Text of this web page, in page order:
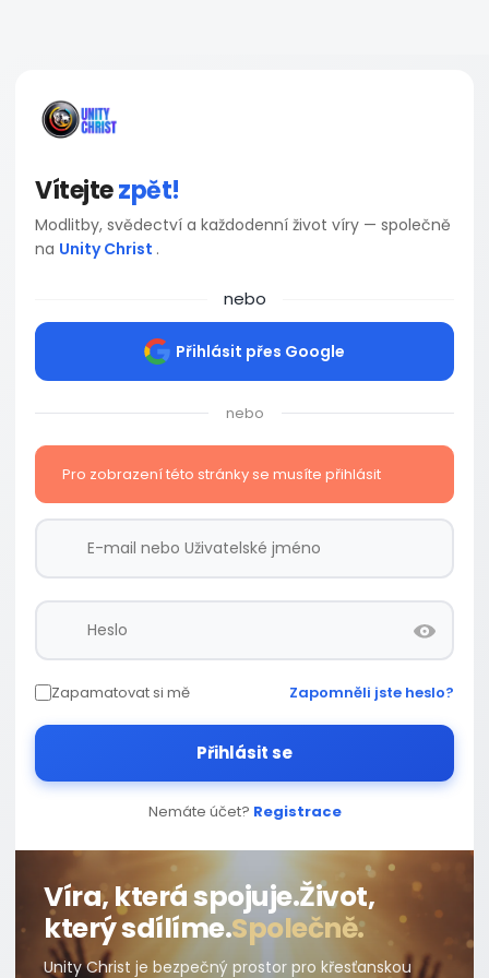
Vítejtezpět!
Modlitby, svědectví a každodenní život víry — společně
na Unity Christ .
nebo
Přihlásit přes Google
nebo
Pro zobrazení této stránky se musíte přihlásit
Zapamatovat si mě Zapomněli jste heslo?
Přihlásit se
Nemáte účet? Registrace
Víra, která spojuje.Život,
který sdílíme.Společně.
Unity Christ je bezpečný prostor pro křesťanskou